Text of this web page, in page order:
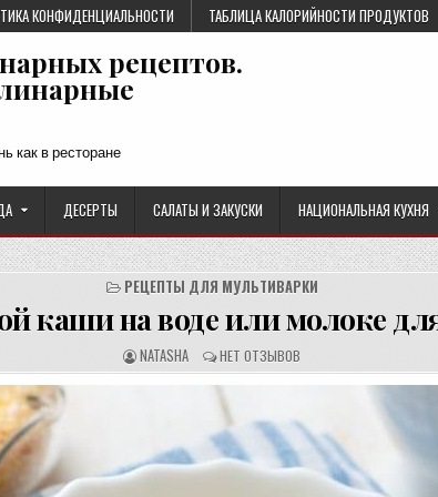
КОНФИДЕНЦИАЛЬНОСТИ ТАБЛИЦА КАЛОРИЙНОСТИ ПРОДУКТОВ
рецептов.
как в ресторане
ДЕСЕРТЫ САЛАТЫ И ЗАКУСКИ НАЦИОНАЛЬНАЯ КУХНЯ
РЕЦЕПТЫ ДЛЯ МУЛЬТИВАРКИ
каши на воде или молоке
А
В
Т
Е
П
Т
NATASHA О
Т
З
Ы
Ы
:
НЕТ ОТЗЫВОВ